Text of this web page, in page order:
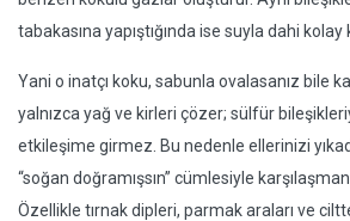
tabakasına yapıştığında ise suyla dahi kolay
Yani o inatçı koku, sabunla ovalasanız bile
yalnızca yağ ve kirleri çözer; sülfür
etkileşime girmez. Bu nedenle ellerinizi
“soğan doğramışsın” cümlesiyle
Özellikle tırnak dipleri, parmak araları ve